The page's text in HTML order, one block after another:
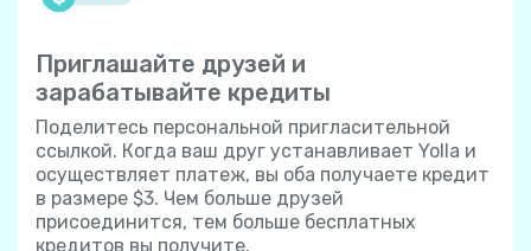
Приглашайте друзей и
зарабатывайте кредиты
Поделитесь персональной пригласительной
ссылкой. Когда ваш друг устанавливает Yolla и
осуществляет платеж, вы оба получаете кредит
в размере $3. Чем больше друзей
присоединится, тем больше бесплатных
кредитов вы получите.